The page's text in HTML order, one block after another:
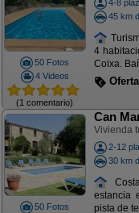
50 Fotos
4 Videos
(1 comentario)
4-8
45 km
4
Coixa.
50 Fotos
Can
Vivienda
2-12
30 km
estancia
pista de